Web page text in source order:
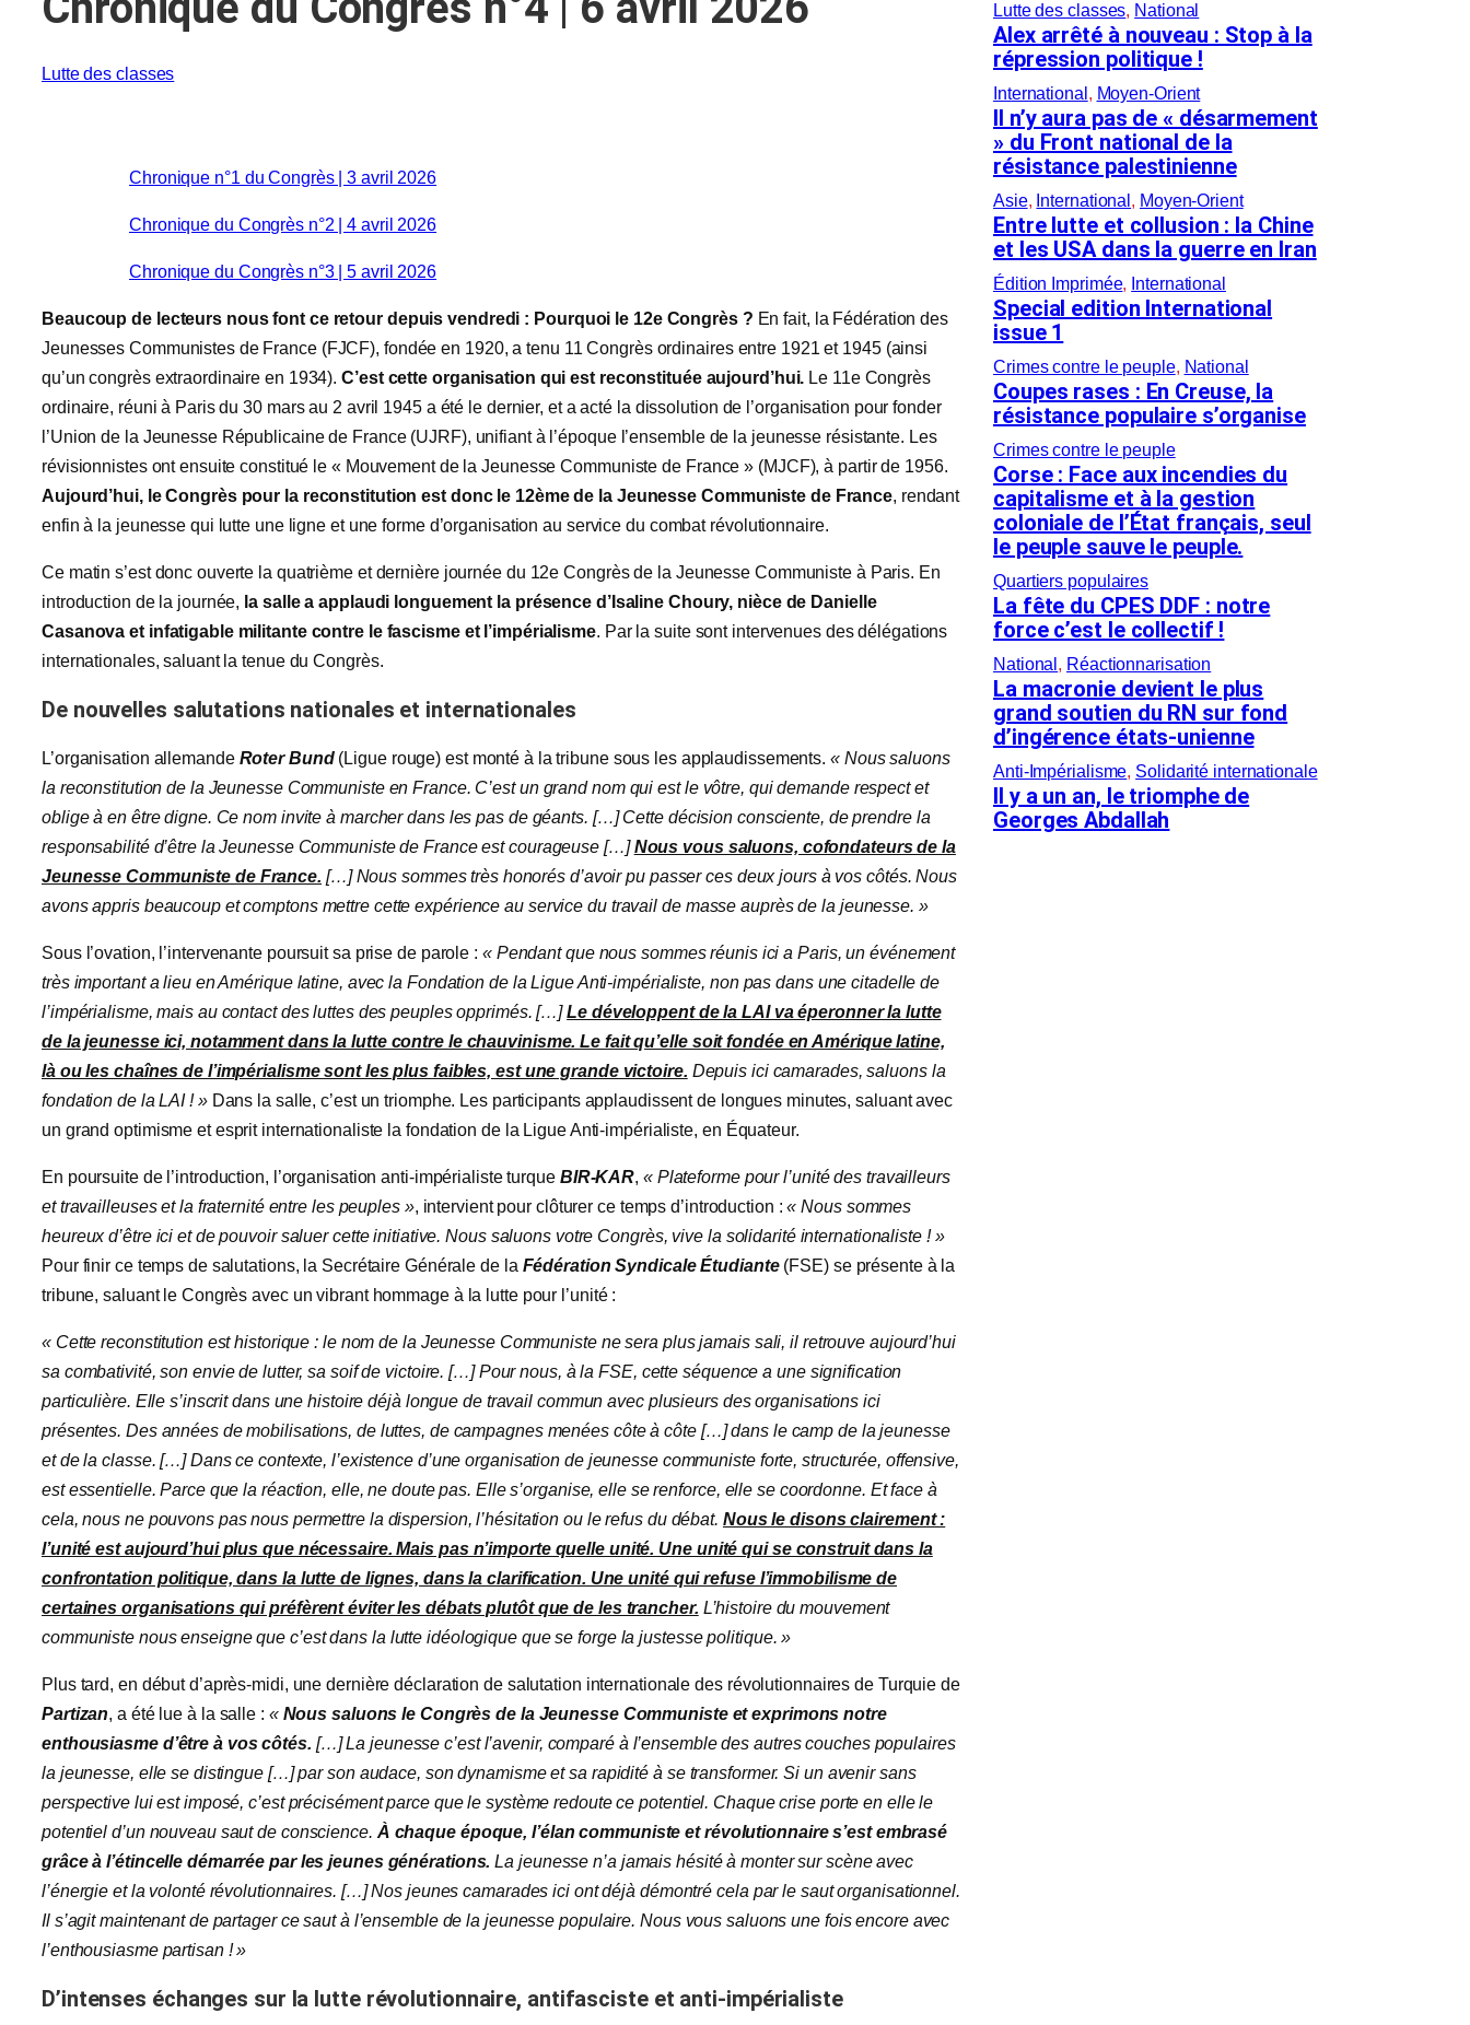
Lutte des classes
Chronique n°1 du Congrès | 3 avril 2026
Chronique du Congrès n°2 | 4 avril 2026
Chronique du Congrès n°3 | 5 avril 2026
Beaucoup de lecteurs nous font ce retour depuis vendredi : Pourquoi le 12e Congrès ? En fait, la Fédération des
Jeunesses Communistes de France (FJCF), fondée en 1920, a tenu 11 Congrès ordinaires entre 1921 et 1945 (ainsi
qu’un congrès extraordinaire en 1934).C’est cette organisation qui est reconstituée aujourd’hui. Le 11e Congrès
ordinaire, réuni à Paris du 30 mars au 2 avril 1945 a été le dernier, et a acté la dissolution de l’organisation pour fonder
l’Union de la Jeunesse Républicaine de France (UJRF), unifiant à l’époque l’ensemble de la jeunesse résistante. Les
révisionnistes ont ensuite constitué le « Mouvement de la Jeunesse Communiste de France » (MJCF), à partir de 1956.
Aujourd’hui, le Congrès pour la reconstitution est donc le 12ème de la Jeunesse Communiste de France, rendant
enfin à la jeunesse qui lutte une ligne et une forme d’organisation au service du combat révolutionnaire.
Ce matin s’est donc ouverte la quatrième et dernière journée du 12e Congrès de la Jeunesse Communiste à Paris. En
introduction de la journée, la salle a applaudi longuement la présence d’Isaline Choury, nièce de Danielle
Casanova et infatigable militante contre le fascisme et l’impérialisme. Par la suite sont intervenues des délégations
internationales, saluant la tenue du Congrès.
De nouvelles salutations nationales et internationales
L’organisation allemande Roter Bund(Ligue rouge) est monté à la tribune sous les applaudissements. « Nous saluons
la reconstitution de la Jeunesse Communiste en France. C’est un grand nom qui est le vôtre, qui demande respect et
oblige à en être digne. Ce nom invite à marcher dans les pas de géants. […] Cette décision consciente, de prendre la
responsabilité d’être la Jeunesse Communiste de France est courageuse […]Nous vous saluons, cofondateurs de la
Jeunesse Communiste de France. […] Nous sommes très honorés d’avoir pu passer ces deux jours à vos côtés. Nous
avons appris beaucoup et comptons mettre cette expérience au service du travail de masse auprès de la jeunesse. »
Sous l’ovation, l’intervenante poursuit sa prise de parole : « Pendant que nous sommes réunis ici a Paris, un événement
très important a lieu en Amérique latine, avec la Fondation de la Ligue Anti-impérialiste, non pas dans une citadelle de
l’impérialisme, mais au contact des luttes des peuples opprimés. […]Le développent de la LAI va éperonner la lutte
de la jeunesse ici, notamment dans la lutte contre le chauvinisme. Le fait qu’elle soit fondée en Amérique latine,
là ou les chaînes de l’impérialisme sont les plus faibles, est une grande victoire. Depuis ici camarades, saluons la
fondation de la LAI ! »Dans la salle, c’est un triomphe. Les participants applaudissent de longues minutes, saluant avec
un grand optimisme et esprit internationaliste la fondation de la Ligue Anti-impérialiste, en Équateur.
En poursuite de l’introduction, l’organisation anti-impérialiste turque BIR-KAR, « Plateforme pour l’unité des travailleurs
et travailleuses et la fraternité entre les peuples », intervient pour clôturer ce temps d’introduction :« Nous sommes
heureux d’être ici et de pouvoir saluer cette initiative. Nous saluons votre Congrès, vive la solidarité internationaliste ! »
Pour finir ce temps de salutations, la Secrétaire Générale de la Fédération Syndicale Étudiante(FSE) se présente à la
tribune, saluant le Congrès avec un vibrant hommage à la lutte pour l’unité :
« Cette reconstitution est historique : le nom de la Jeunesse Communiste ne sera plus jamais sali, il retrouve aujourd’hui
sa combativité, son envie de lutter, sa soif de victoire. […] Pour nous, à la FSE, cette séquence a une signification
particulière. Elle s’inscrit dans une histoire déjà longue de travail commun avec plusieurs des organisations ici
présentes. Des années de mobilisations, de luttes, de campagnes menées côte à côte […] dans le camp de la jeunesse
et de la classe. […] Dans ce contexte, l’existence d’une organisation de jeunesse communiste forte, structurée, offensive,
est essentielle. Parce que la réaction, elle, ne doute pas. Elle s’organise, elle se renforce, elle se coordonne. Et face à
cela, nous ne pouvons pas nous permettre la dispersion, l’hésitation ou le refus du débat. Nous le disons clairement :
l’unité est aujourd’hui plus que nécessaire. Mais pas n’importe quelle unité. Une unité qui se construit dans la
confrontation politique, dans la lutte de lignes, dans la clarification. Une unité qui refuse l’immobilisme de
certaines organisations qui préfèrent éviter les débats plutôt que de les trancher. L’histoire du mouvement
communiste nous enseigne que c’est dans la lutte idéologique que se forge la justesse politique. »
Plus tard, en début d’après-midi, une dernière déclaration de salutation internationale des révolutionnaires de Turquie de
Partizan, a été lue à la salle : « Nous saluons le Congrès de la Jeunesse Communiste et exprimons notre
enthousiasme d’être à vos côtés. […] La jeunesse c’est l’avenir, comparé à l’ensemble des autres couches populaires
la jeunesse, elle se distingue […] par son audace, son dynamisme et sa rapidité à se transformer. Si un avenir sans
perspective lui est imposé, c’est précisément parce que le système redoute ce potentiel. Chaque crise porte en elle le
potentiel d’un nouveau saut de conscience. À chaque époque, l’élan communiste et révolutionnaire s’est embrasé
grâce à l’étincelle démarrée par les jeunes générations. La jeunesse n’a jamais hésité à monter sur scène avec
l’énergie et la volonté révolutionnaires. […] Nos jeunes camarades ici ont déjà démontré cela par le saut organisationnel.
Il s’agit maintenant de partager ce saut à l’ensemble de la jeunesse populaire. Nous vous saluons une fois encore avec
l’enthousiasme partisan ! »
D’intenses échanges sur la lutte révolutionnaire, antifasciste et anti-impérialiste
Lutte des classes, National
Alex arrêté à nouveau : Stop à la
répression politique !
International , Moyen-Orient
Il n’y aura pas de « désarmement
» du Front national de la
résistance palestinienne
Asie, International , Moyen-Orient
Entre lutte et collusion : la Chine
et les USA dans la guerre en Iran
Édition Imprimée, International
Special edition International
issue 1
Crimes contre le peuple, National
Coupes rases : En Creuse, la
résistance populaire s’organise
Crimes contre le peuple
Corse : Face aux incendies du
capitalisme et à la gestion
coloniale de l’État français, seul
le peuple sauve le peuple.
Quartiers populaires
La fête du CPES DDF : notre
force c’est le collectif !
National , Réactionnarisation
La macronie devient le plus
grand soutien du RN sur fond
d’ingérence états-unienne
Anti-Impérialisme, Solidarité internationale
Il y a un an, le triomphe de
Georges Abdallah